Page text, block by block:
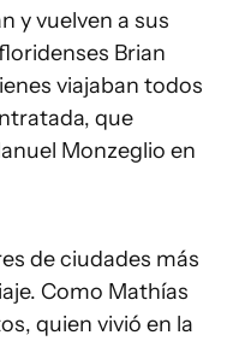
y vuelven a sus
Brian
viajaban todos
que
Monzeglio en
de ciudades más
Como Mathías
quien vivió en la